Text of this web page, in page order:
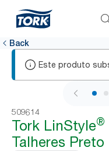
Back
Este produto
509614
Tork LinStyle®
Talheres Preto